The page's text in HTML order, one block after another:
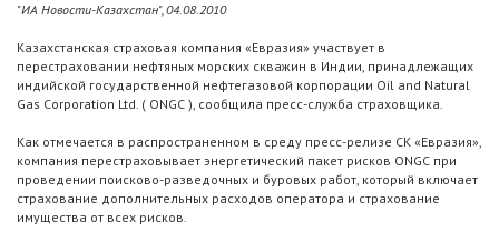
"ИА Новости-Казахстан", 04.08.2010
Казахстанская страховая компания «Евразия» участвует в
перестраховании нефтяных морских скважин в Индии, принадлежащих
индийской государственной нефтегазовой корпорации Oil and Natural
Gas Corporation Ltd. ( ONGC ), сообщила пресс-служба страховщика.
Как отмечается в распространенном в среду пресс-релизе СК «Евразия»,
компания перестраховывает энергетический пакет рисков ONGC при
проведении поисково-разведочных и буровых работ, который включает
страхование дополнительных расходов оператора и страхование
имущества от всех рисков.